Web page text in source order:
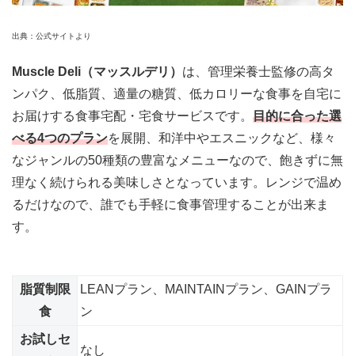
出典：公式サイトより
Muscle Deli（マッスルデリ） は、管理栄養士監修の高タ
ンパク、低脂質、適量の糖質、低カロリーな食事を自宅に
お届けする食事宅配・宅食サービスです。 目的に合った選
べる4つのプランを展開、和洋中やエスニックなど、様々
なジャンルの50種類の豊富なメニューなので、飽きずに無
理なく続けられる美味しさとなっています。レンジで温め
るだけなので、誰でも手軽に食事管理することが出来ま
す。
脂質制限
食
LEANプラン、MAINTAINプラン、GAINプラ
ン
お試しセ
なし